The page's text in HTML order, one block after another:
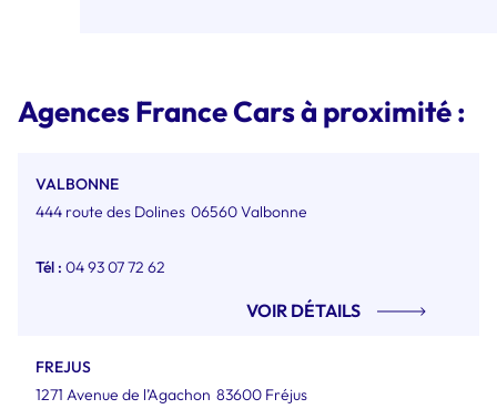
Agences France Cars à proximité :
VALBONNE
444 route des Dolines 06560 Valbonne
Tél : 04 93 07 72 62
VOIR DÉTAILS
FREJUS
1271 Avenue de l’Agachon 83600 Fréjus